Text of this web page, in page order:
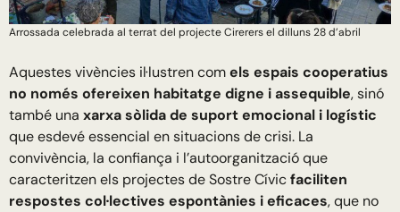
Arrossada celebrada al terrat del projecte Cirerers el dilluns 28 d’abril
Aquestes vivències il·lustren comels espais cooperatius
no només ofereixen habitatge digne i assequible, sinó
també una xarxa sòlida de suport emocional i logístic
que esdevé essencial en situacions de crisi. La
convivència, la confiança i l’autoorganització que
caracteritzen els projectes de Sostre Cívicfaciliten
respostes col·lectives espontànies i eficaces, que no